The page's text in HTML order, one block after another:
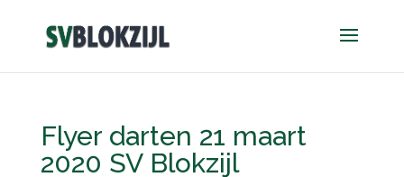
Flyer darten 21 maart
2020 SV Blokzijl